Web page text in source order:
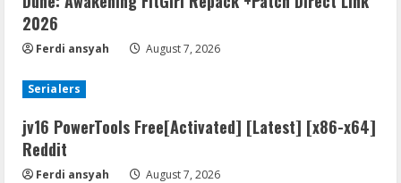
2026
Ferdi ansyah August 7, 2026
Serialers
jv16 PowerTools Free[Activated] [Latest] [x86-x64]
Reddit
Ferdi ansyah August 7, 2026